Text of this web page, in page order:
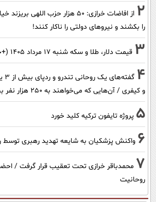
2
از افاضات خرازی: ۵۰ هزار حزب
را بکشند و نیرو‌های دولتی را ناکار کنند!
3 قیمت دلار، طلا و سکه شنبه ۱۷ مرداد ۱۴۰۵ (+جدول قیمت)
4
و کیفری / آن‌هایی که می‌خواهند به ۲۵۰ هزار نفر بپیوندند بدانند ...
5 پروژه تایفون ترکیه کلید خورد
6 واکنش پزشکیان به شایعه تهدید رهبری توسط
7 محمدباقر خرازی تحت تعقیب قرار گرفت /
روحانیت